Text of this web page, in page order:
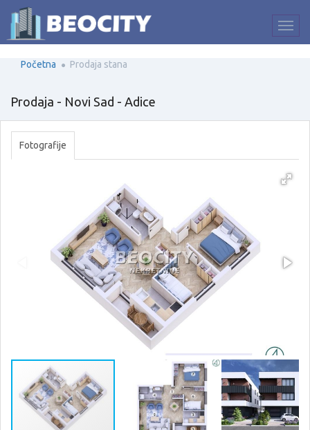
Početna Prodaja stana
Prodaja - Novi Sad - Adice
Fotografije